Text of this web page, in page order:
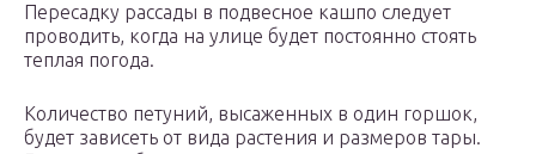
Пересадку рассады в подвесное кашпо следует
проводить, когда на улице будет постоянно стоять
теплая погода.
Количество петуний, высаженных в один горшок,
будет зависеть от вида растения и размеров тары.